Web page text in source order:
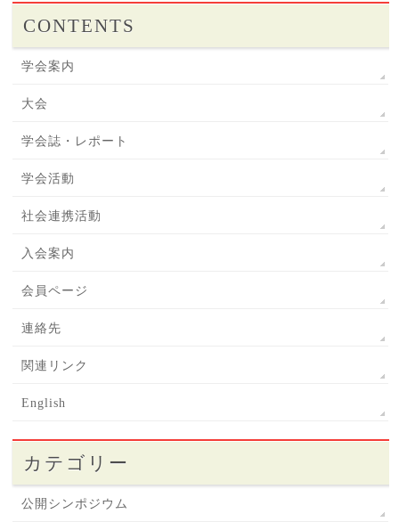
CONTENTS
学会案内
大会
学会誌・レポート
学会活動
社会連携活動
入会案内
会員ページ
連絡先
関連リンク
English
カテゴリー
公開シンポジウム